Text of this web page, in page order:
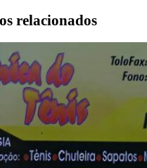
relacionados